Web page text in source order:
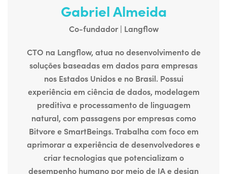
Gabriel Almeida
Co-fundador | Langflow
CTO na Langflow, atua no desenvolvimento de
soluções baseadas em dados para empresas
nos Estados Unidos e no Brasil. Possui
experiência em ciência de dados, modelagem
preditiva e processamento de linguagem
natural, com passagens por empresas como
Bitvore e SmartBeings. Trabalha com foco em
aprimorar a experiência de desenvolvedores e
criar tecnologias que potencializam o
desempenho humano por meio de IA e design